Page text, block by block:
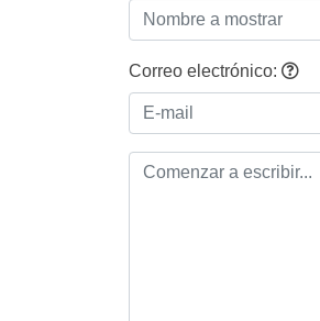
Correo electrónico: